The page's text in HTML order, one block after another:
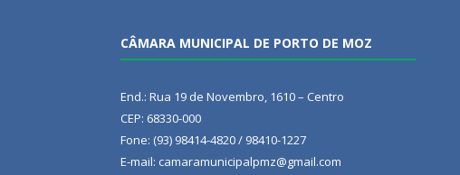
CÂMARA MUNICIPAL DE PORTO DE MOZ
End.: Rua 19 de Novembro, 1610 – Centro
CEP: 68330-000
Fone: (93) 98414-4820 / 98410-1227
E-mail: camaramunicipalpmz@gmail.com